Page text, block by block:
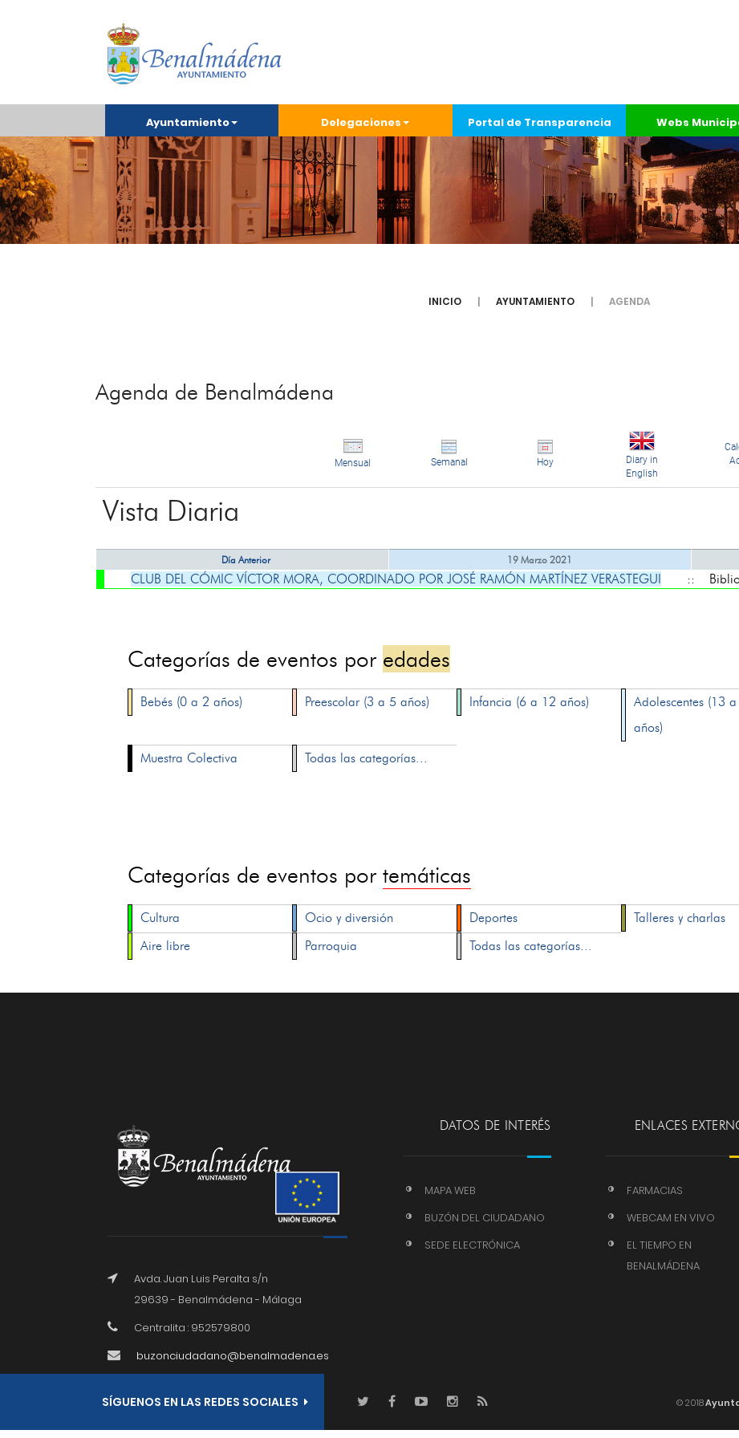
Ayuntamiento Delegaciones Portal de Transparencia Webs
INICIO AYUNTAMIENTO AGENDA
Agenda de Benalmádena
Mensual Semanal Hoy
Diary in
English
Vista Diaria
Día Anterior 19 Marzo 2021
CLUB DEL CÓMIC VÍCTOR MORA, COORDINADO POR JOSÉ RAMÓN MARTÍNEZ VERASTEGUI ::
Categorías de eventos por edades
Bebés (0 a 2 años) Preescolar (3 a 5 años) Infancia (6 a 12 años)
Adolescentes (13
años)
Muestra Colectiva
Todas las categorías...
Categorías de eventos portemáticas
Cultura Ocio y diversión Deportes Talleres y charlas
Aire libre
Parroquia Todas las categorías...
Avda. Juan Luis Peralta s/n
29639 - Benalmádena - Málaga
Centralita : 952579800
buzonciudadano@benalmadena.es
DATOS DE INTERÉS
MAPA WEB
BUZÓN DEL CIUDADANO
SEDE ELECTRÓNICA
ENLACES
FARMACIAS
WEBCAM EN VIVO
EL TIEMPO EN
BENALMÁDENA
SÍGUENOS EN LAS REDES SOCIALES © 2018